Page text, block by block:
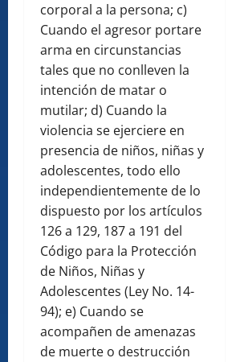
corporal a la persona; c)
Cuando el agresor portare
arma en circunstancias
tales que no conlleven la
intención de matar o
mutilar; d) Cuando la
violencia se ejerciere en
presencia de niños, niñas y
adolescentes, todo ello
independientemente de lo
dispuesto por los artículos
126 a 129, 187 a 191 del
Código para la Protección
de Niños, Niñas y
Adolescentes (Ley No. 14-
94); e) Cuando se
acompañen de amenazas
de muerte o destrucción